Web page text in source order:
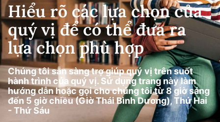
Hiểu rõ các lựa chọn của
quý vị để có thể đưa ra
lựa chọn phù hợp
Chúng tôi sẵn sàng trợ giúp quý vị trên suốt
hành trình của quý vị. Sử dụng trang này làm
hướng dẫn hoặc gọi cho chúng tôi từ 8 giờ sáng
đến 5 giờ chiều (Giờ Thái Bình Dương), Thứ Hai
- Thứ Sáu